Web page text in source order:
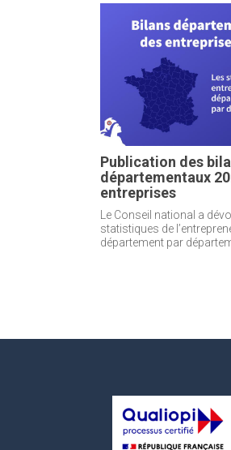
Publication des
départementaux
entreprises
Le Conseil national a
statistiques de
département par